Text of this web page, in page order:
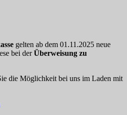
gelten ab dem 01.11.2025 neue
bei derÜberweisung zu
die Möglichkeit bei uns im Laden mit